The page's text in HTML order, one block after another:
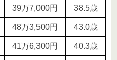
39万7,000円 38.5歳
48万3,500円 43.0歳
41万6,300円 40.3歳